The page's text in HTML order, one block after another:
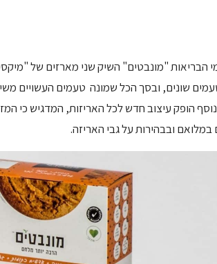
הבריאות "מונבטים" השיק שני מארזים של
שונים, ובסך הכל שמונה טעמים העשויים
הופק עיצוב חדש לכל האריזות, המדגיש כי
במלואם ובבהירות על גבי האריזה.